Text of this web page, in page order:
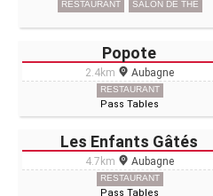
RESTAURANT SALON DE THÉ
Popote
2.4km Aubagne
RESTAURANT
Pass Tables
Les Enfants Gâtés
4.7km Aubagne
RESTAURANT
Pass Tables